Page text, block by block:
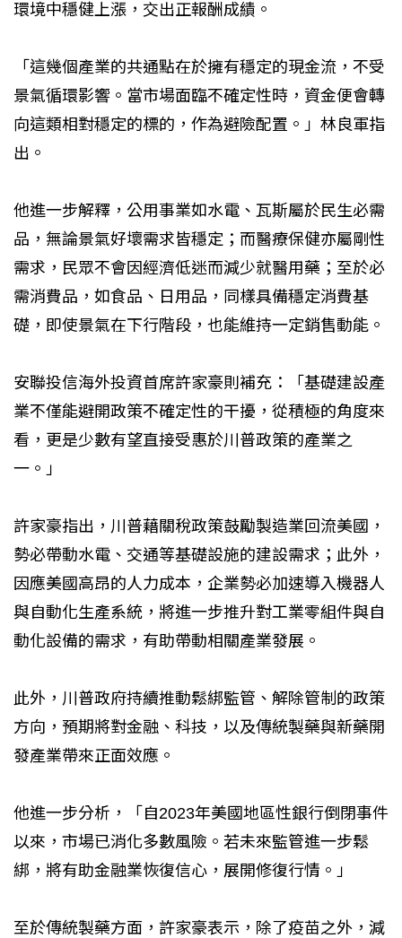
環境中穩健上漲，交出正報酬成績。
「這幾個產業的共通點在於擁有穩定的現金流，不受
景氣循環影響。當市場面臨不確定性時，資金便會轉
向這類相對穩定的標的，作為避險配置。」林良軍指
出。
他進一步解釋，公用事業如水電、瓦斯屬於民生必需
品，無論景氣好壞需求皆穩定；而醫療保健亦屬剛性
需求，民眾不會因經濟低迷而減少就醫用藥；至於必
需消費品，如食品、日用品，同樣具備穩定消費基
礎，即使景氣在下行階段，也能維持一定銷售動能。
安聯投信海外投資首席許家豪則補充：「基礎建設產
業不僅能避開政策不確定性的干擾，從積極的角度來
看，更是少數有望直接受惠於川普政策的產業之
一。」
許家豪指出，川普藉關稅政策鼓勵製造業回流美國，
勢必帶動水電、交通等基礎設施的建設需求；此外，
因應美國高昂的人力成本，企業勢必加速導入機器人
與自動化生產系統，將進一步推升對工業零組件與自
動化設備的需求，有助帶動相關產業發展。
此外，川普政府持續推動鬆綁監管、解除管制的政策
方向，預期將對金融、科技，以及傳統製藥與新藥開
發產業帶來正面效應。
他進一步分析，「自2023年美國地區性銀行倒閉事件
以來，市場已消化多數風險。若未來監管進一步鬆
綁，將有助金融業恢復信心，展開修復行情。」
至於傳統製藥方面，許家豪表示，除了疫苗之外，減